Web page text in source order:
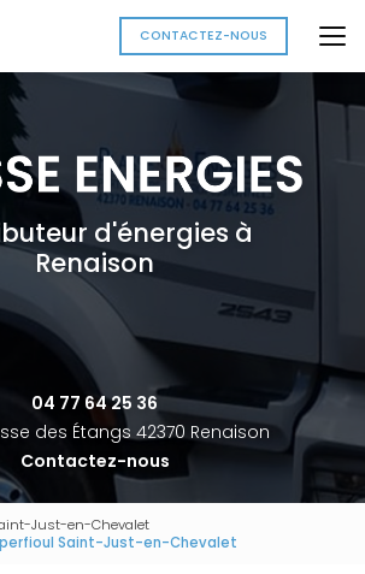
CONTACTEZ-NOUS
d'énergies à
Renaison
04 77 64 25 36
des Étangs 42370 Renaison
Contactez-nous
Just-en-Chevalet
Saint-Just-en-Chevalet